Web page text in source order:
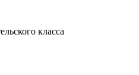
класса